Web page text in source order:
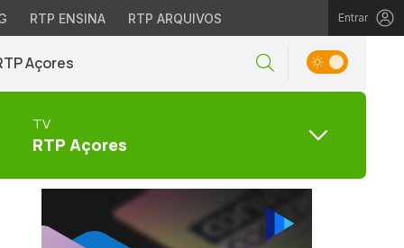
RTP ENSINA RTP ARQUIVOS Entrar
Açores
TV
RTP Açores